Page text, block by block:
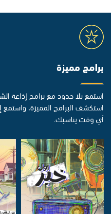
برامج مميزة
استمع بلا حدود مع برامج إذاعة
استكشف البرامج المميزة،
أي وقت يناسبك.